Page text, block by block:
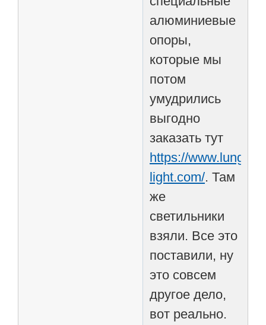
алюминиевые
опоры,
которые мы
потом
умудрились
выгодно
заказать тут
https://www.lunga-
light.com/. Там
же
светильники
взяли. Все это
поставили, ну
это совсем
другое дело,
вот реально.